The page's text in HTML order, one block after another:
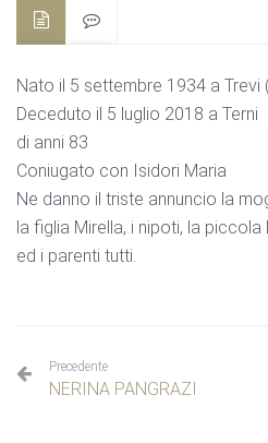
Nato il 5 settembre 1934 a Trevi
Deceduto il 5 luglio 2018 a Terni
di anni 83
Coniugato con Isidori Maria
Ne danno il triste annuncio la
la figlia Mirella, i nipoti, la piccola
ed i parenti tutti.
Precedente
NERINA PANGRAZI